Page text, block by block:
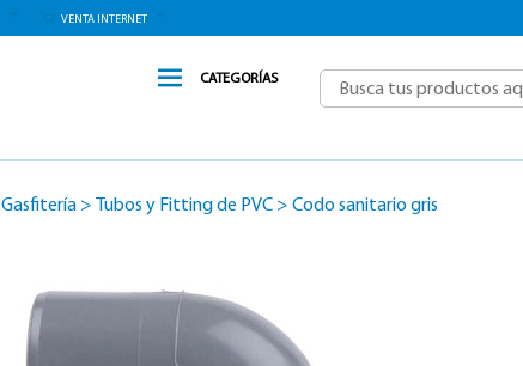
VENTA INTERNET
CATEGORÍAS
Gasfitería > Tubos y Fitting de PVC > Codo sanitario gris